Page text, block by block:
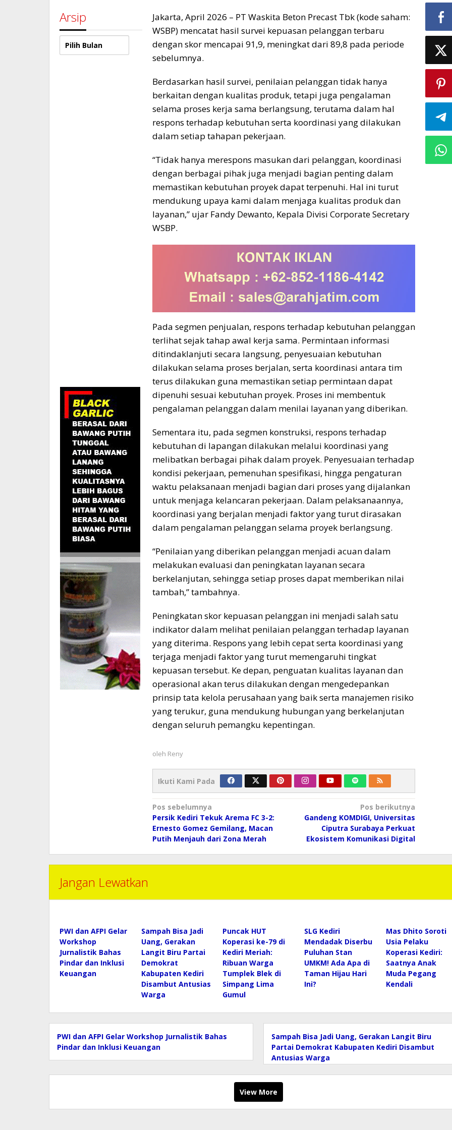
Arsip
Arsip
Jakarta, April 2026 – PT Waskita Beton Precast Tbk (kode saham:
WSBP) mencatat hasil survei kepuasan pelanggan terbaru
dengan skor mencapai 91,9, meningkat dari 89,8 pada periode
sebelumnya.
Berdasarkan hasil survei, penilaian pelanggan tidak hanya
berkaitan dengan kualitas produk, tetapi juga pengalaman
selama proses kerja sama berlangsung, terutama dalam hal
respons terhadap kebutuhan serta koordinasi yang dilakukan
dalam setiap tahapan pekerjaan.
“Tidak hanya merespons masukan dari pelanggan, koordinasi
dengan berbagai pihak juga menjadi bagian penting dalam
memastikan kebutuhan proyek dapat terpenuhi. Hal ini turut
mendukung upaya kami dalam menjaga kualitas produk dan
layanan,” ujar Fandy Dewanto, Kepala Divisi Corporate Secretary
WSBP.
Pada segmen penjualan, respons terhadap kebutuhan pelanggan
terlihat sejak tahap awal kerja sama. Permintaan informasi
ditindaklanjuti secara langsung, penyesuaian kebutuhan
dilakukan selama proses berjalan, serta koordinasi antara tim
terus dilakukan guna memastikan setiap permintaan dapat
dipenuhi sesuai kebutuhan proyek. Proses ini membentuk
pengalaman pelanggan dalam menilai layanan yang diberikan.
Sementara itu, pada segmen konstruksi, respons terhadap
kebutuhan di lapangan dilakukan melalui koordinasi yang
melibatkan berbagai pihak dalam proyek. Penyesuaian terhadap
kondisi pekerjaan, pemenuhan spesifikasi, hingga pengaturan
waktu pelaksanaan menjadi bagian dari proses yang dijalankan
untuk menjaga kelancaran pekerjaan. Dalam pelaksanaannya,
koordinasi yang berjalan menjadi faktor yang turut dirasakan
dalam pengalaman pelanggan selama proyek berlangsung.
“Penilaian yang diberikan pelanggan menjadi acuan dalam
melakukan evaluasi dan peningkatan layanan secara
berkelanjutan, sehingga setiap proses dapat memberikan nilai
tambah,” tambahnya.
Peningkatan skor kepuasan pelanggan ini menjadi salah satu
indikator dalam melihat penilaian pelanggan terhadap layanan
yang diterima. Respons yang lebih cepat serta koordinasi yang
terjaga menjadi faktor yang turut memengaruhi tingkat
kepuasan tersebut. Ke depan, penguatan kualitas layanan dan
operasional akan terus dilakukan dengan mengedepankan
prinsip tata kelola perusahaan yang baik serta manajemen risiko
yang terukur, guna mendukung hubungan yang berkelanjutan
dengan seluruh pemangku kepentingan.
oleh Reny
Ikuti Kami Pada
Navigasi
pos
Pos sebelumnya
Persik Kediri Tekuk Arema FC 3-2:
Ernesto Gomez Gemilang, Macan
Putih Menjauh dari Zona Merah
Pos berikutnya
Gandeng KOMDIGI, Universitas
Ciputra Surabaya Perkuat
Ekosistem Komunikasi Digital
Jangan Lewatkan
PWI dan AFPI Gelar
Workshop
Jurnalistik Bahas
Pindar dan Inklusi
Keuangan
Sampah Bisa Jadi
Uang, Gerakan
Langit Biru Partai
Demokrat
Kabupaten Kediri
Disambut Antusias
Warga
Puncak HUT
Koperasi ke-79 di
Kediri Meriah:
Ribuan Warga
Tumplek Blek di
Simpang Lima
Gumul
SLG Kediri
Mendadak Diserbu
Puluhan Stan
UMKM! Ada Apa di
Taman Hijau Hari
Ini?
Mas Dhito Soroti
Usia Pelaku
Koperasi Kediri:
Saatnya Anak
Muda Pegang
Kendali
PWI dan AFPI Gelar Workshop Jurnalistik Bahas
Pindar dan Inklusi Keuangan
Sampah Bisa Jadi Uang, Gerakan Langit Biru
Partai Demokrat Kabupaten Kediri Disambut
Antusias Warga
View More